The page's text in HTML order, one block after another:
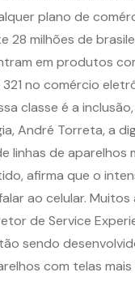
plano de
milhões de
em produtos
no comércio
classe é a
André Torreta, a
linhas de
afirma que o
ao celular.
de Service
sendo
com telas